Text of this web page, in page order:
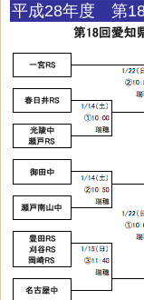
平成28年度 第